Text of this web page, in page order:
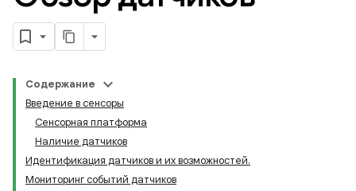
Содержание
Введение в сенсоры
Сенсорная платформа
Наличие датчиков
Идентификация датчиков и их возможностей.
Мониторинг событий датчиков